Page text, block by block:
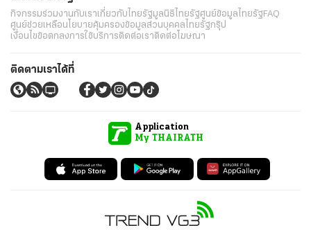
กิจกรรมร่วมงานกับเราเกี่ยวกับไทยรัฐมูลนิธิไทยรัฐศูนย์ข้อมูลไทยรัฐ FAQ
ศูนย์ช่วยเหลือนโยบายคุ้มครองข้อมูลส่วนบุคคลไทยรัฐกรุ๊ป
เงื่อนไขข้อตกลงการใช้บริการติดต่อเราติดต่อโฆษณา
ติดตามเราได้ที่
Application
My THAIRATH